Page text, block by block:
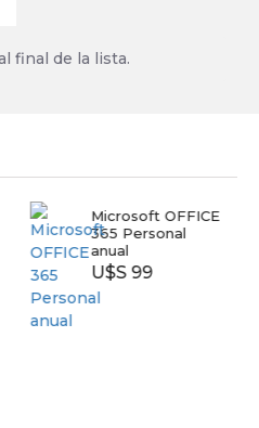
final de la lista.
Microsoft OFFICE
365 Personal
anual
U$S 99